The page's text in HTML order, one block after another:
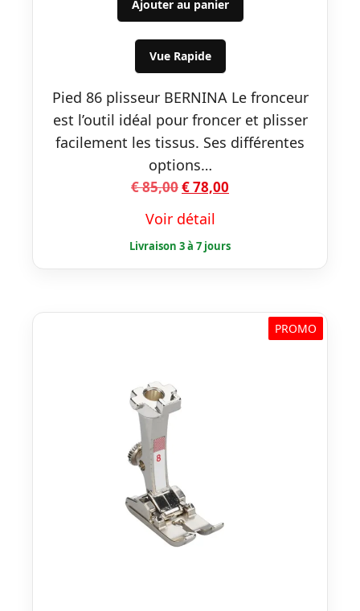
initial
était :
€ 85,00.
actuel
est :
Ajouter au panier
Vue Rapide
Pied 86 plisseur BERNINA Le fronceur
est l’outil idéal pour froncer et plisser
facilement les tissus. Ses différentes
options…
€85,00Le
initial
était :
€ 85,00.
€78,00
est :
€ 78,00.
Voir détail
PROMO